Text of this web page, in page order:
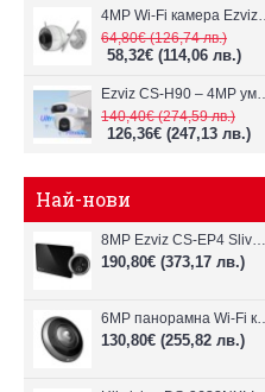
4MP Wi-Fi
64,80€(126,74 лв.)
58,32€ (114,06 лв.)
Ezviz CS-H90 – 4MP умна
140,40€(274,59 лв.)
126,36€ (247,13 лв.)
Най-нови
8MP Ezviz CS-EP4 Sliver Wi-Fi видеодомофон
190,80€ (373,17 лв.)
6MP панорамна
130,80€ (255,82 лв.)